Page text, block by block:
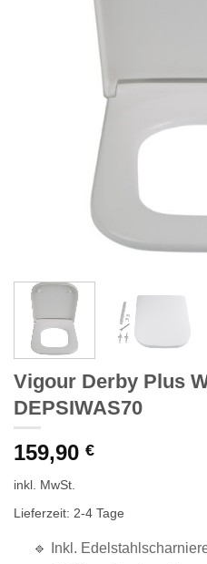
Vigour Derby Plus
DEPSIWAS70
159,90 €
inkl. MwSt.
Lieferzeit: 2-4 Tage
🔹 Inkl.